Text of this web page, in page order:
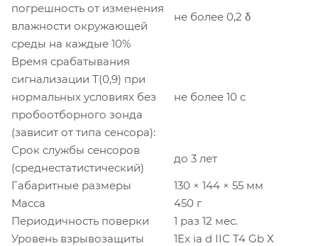
погрешность от изменения
влажности окружающей
среды на каждые 10%
не более 0,2 δ
Время срабатывания
сигнализации Т(0,9) при
нормальных условиях без
пробоотборного зонда
(зависит от типа сенсора):
не более 10 с
Срок службы сенсоров
(среднестатистический)
до 3 лет
Габаритные размеры
130 × 144 × 55 мм
Масса
450 г
Периодичность поверки
1 раз 12 мес.
Уровень взрывозащиты
1Ex ia d IIС T4 Gb Х